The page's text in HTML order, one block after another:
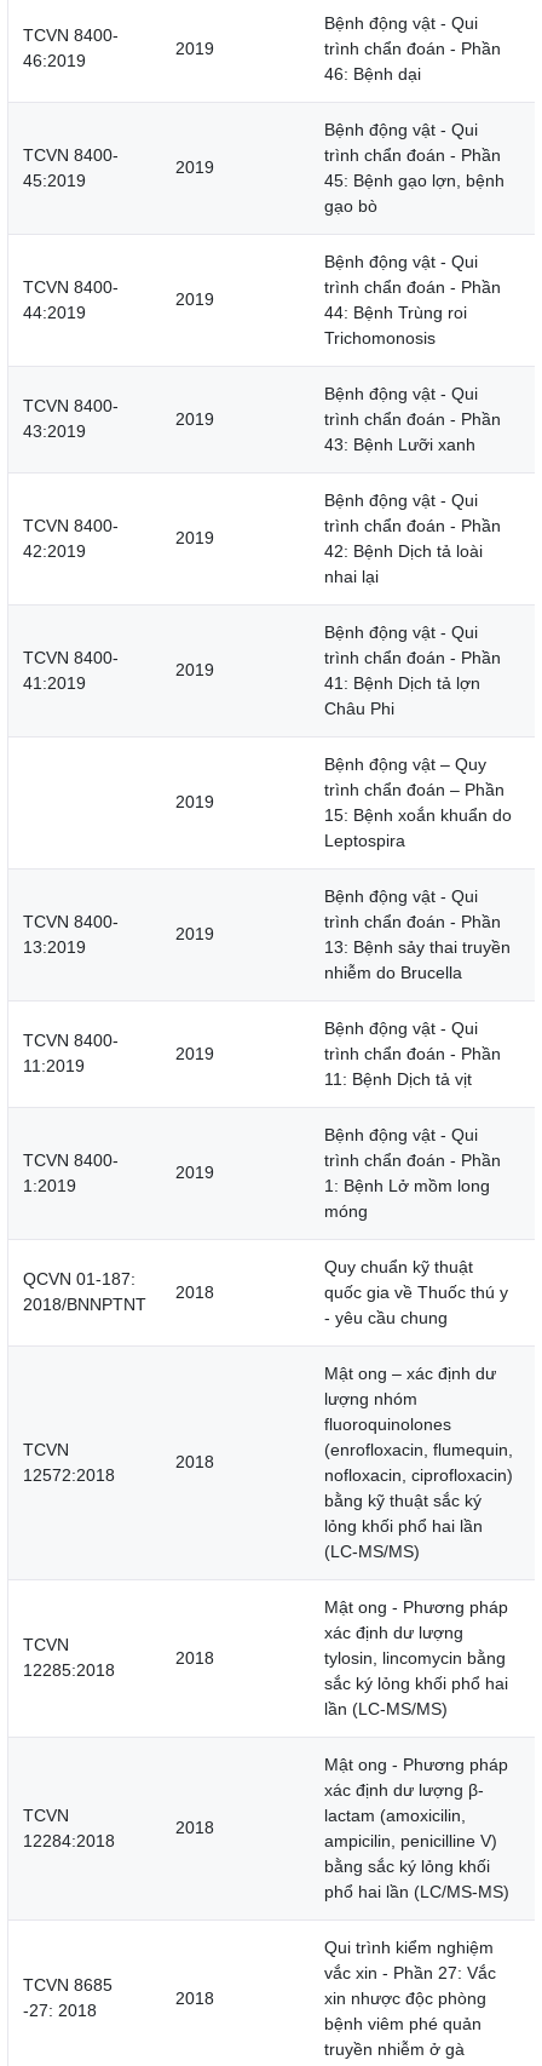
TCVN 8400-
46:2019
2019
Bệnh động vật - Qui
trình chẩn đoán - Phần
46: Bệnh dại
TCVN 8400-
45:2019
2019
Bệnh động vật - Qui
trình chẩn đoán - Phần
45: Bệnh gạo lợn, bệnh
gạo bò
TCVN 8400-
44:2019
2019
Bệnh động vật - Qui
trình chẩn đoán - Phần
44: Bệnh Trùng roi
Trichomonosis
TCVN 8400-
43:2019
2019
Bệnh động vật - Qui
trình chẩn đoán - Phần
43: Bệnh Lưỡi xanh
TCVN 8400-
42:2019
2019
Bệnh động vật - Qui
trình chẩn đoán - Phần
42: Bệnh Dịch tả loài
nhai lại
TCVN 8400-
41:2019
2019
Bệnh động vật - Qui
trình chẩn đoán - Phần
41: Bệnh Dịch tả lợn
Châu Phi
2019
Bệnh động vật – Quy
trình chẩn đoán – Phần
15: Bệnh xoắn khuẩn do
Leptospira
TCVN 8400-
13:2019
2019
Bệnh động vật - Qui
trình chẩn đoán - Phần
13: Bệnh sảy thai truyền
nhiễm do Brucella
TCVN 8400-
11:2019
2019
Bệnh động vật - Qui
trình chẩn đoán - Phần
11: Bệnh Dịch tả vịt
TCVN 8400-
1:2019
2019
Bệnh động vật - Qui
trình chẩn đoán - Phần
1: Bệnh Lở mồm long
móng
QCVN 01-187:
2018/BNNPTNT
2018
Quy chuẩn kỹ thuật
quốc gia về Thuốc thú y
- yêu cầu chung
TCVN
12572:2018
2018
Mật ong – xác định dư
lượng nhóm
fluoroquinolones
(enrofloxacin, flumequin,
nofloxacin, ciprofloxacin)
bằng kỹ thuật sắc ký
lỏng khối phổ hai lần
(LC-MS/MS)
TCVN
12285:2018
2018
Mật ong - Phương pháp
xác định dư lượng
tylosin, lincomycin bằng
sắc ký lỏng khối phổ hai
lần (LC-MS/MS)
TCVN
12284:2018
2018
Mật ong - Phương pháp
xác định dư lượng β-
lactam (amoxicilin,
ampicilin, penicilline V)
bằng sắc ký lỏng khối
phổ hai lần (LC/MS-MS)
TCVN 8685
-27: 2018
2018
Qui trình kiểm nghiệm
vắc xin - Phần 27: Vắc
xin nhược độc phòng
bệnh viêm phé quản
truyền nhiễm ở gà